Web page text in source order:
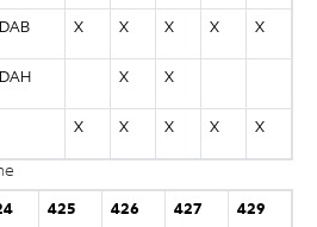
X X X X X
X X
X X X X X
425 426 427 429